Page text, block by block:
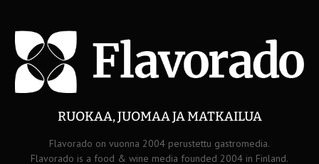
RUOKAA, JUOMAA JA MATKAILUA
Flavorado on vuonna 2004 perustettu gastromedia.
Flavorado is a food & wine media founded 2004 in Finland.